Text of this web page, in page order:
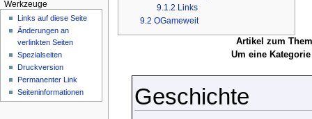
9.1.2 Links
9.2 OGameweit
Artikel zum
Um eine
Geschichte
Werkzeuge
Links auf diese Seite
Änderungen an
verlinkten Seiten
Spezialseiten
Druckversion
Permanenter Link
Seiteninformationen